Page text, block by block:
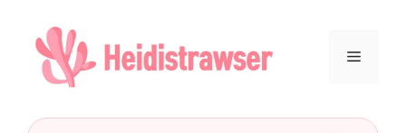
건너뛰기
메뉴